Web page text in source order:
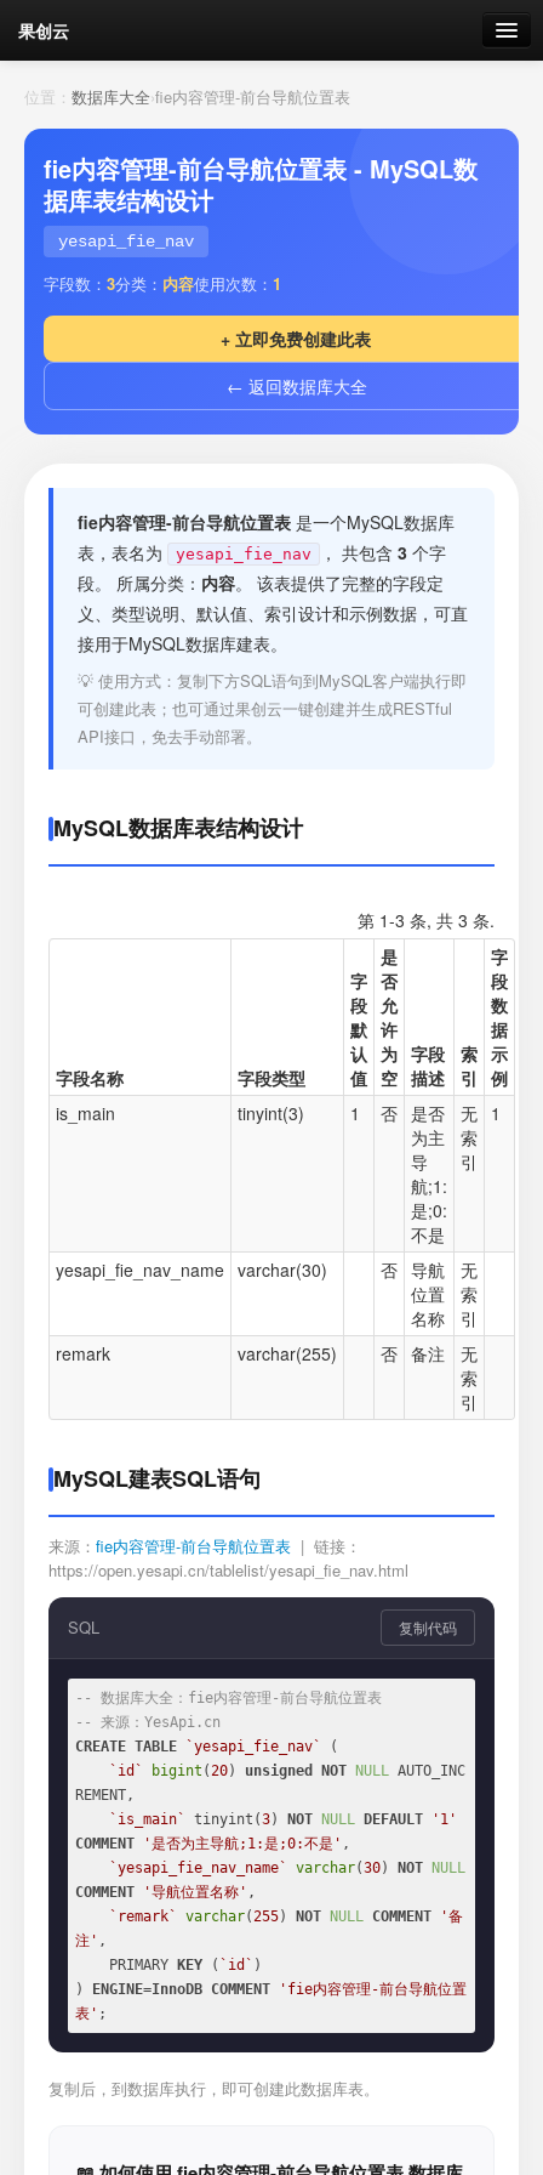
果创云
数据表单
API接口
云存储
流量 剩余接口流量
套餐
接口测试
位置： 数据库大全›fie内容管理-前台导航位置表
fie内容管理-前台导航位置表 - MySQL数
据库表结构设计
yesapi_fie_nav
字段数： 3分类： 内容使用次数： 1
+ 立即免费创建此表
← 返回数据库大全
fie内容管理-前台导航位置表 是一个MySQL数据库
表，表名为
yesapi_fie_nav ， 共包含 3 个字
段。 所属分类： 内容。 该表提供了完整的字段定
义、类型说明、默认值、索引设计和示例数据，可直
接用于MySQL数据库建表。
💡 使用方式：复制下方SQL语句到MySQL客户端执行即
可创建此表；也可通过果创云一键创建并生成RESTful
API接口，免去手动部署。
MySQL数据库表结构设计
第 1-3 条, 共 3 条.
字段名称 字段类型
字
段
默
认
值
是
否
允
许
为
空
字段
描述
索
引
字
段
数
据
示
例
is_main
tinyint(3) 1 否 是否
为主
导
航;1:
是;0:
不是
无
索
引
1
yesapi_fie_nav_name varchar(30) 否 导航
位置
名称
无
索
引
remark
varchar(255) 否 备注
无
索
引
MySQL建表SQL语句
来源： fie内容管理-前台导航位置表 | 链接：
https://open.yesapi.cn/tablelist/yesapi_fie_nav.html
SQL 复制代码
-- 数据库大全：fie内容管理-前台导航位置表
-- 来源：YesApi.cn
CREATE TABLE `yesapi_fie_nav`
(
`id`
bigint (20) unsigned NOT NULL AUTO_INC
REMENT,
`is_main`
tinyint(3) NOT NULL DEFAULT
'1'
COMMENT
'是否为主导航;1:是;0:不是' ,
`yesapi_fie_nav_name`
varchar(30) NOT
NULL
COMMENT
'导航位置名称' ,
`remark`
varchar(255) NOT NULL COMMENT
'备
注' ,
    PRIMARY
KEY ( `id` )
)
ENGINE=InnoDB COMMENT
'fie内容管理-前台导航位置
表' ;
复制后，到数据库执行，即可创建此数据库表。